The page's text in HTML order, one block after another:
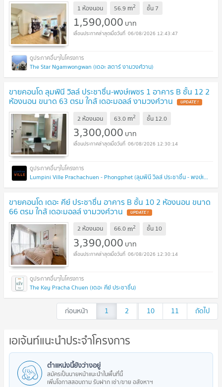
1 ห้องนอน 56.9 m2 ชั้น 7
1,590,000 บาท
06/08/2026 12:43:47
The Star Ngamwongwan (เดอะ สตาร์ งามวงศ์วาน)
ขายคอนโด ลุมพินี วิลล์ ประชาชื่น-พงษ์เพชร 1 อาคาร B ชั้น 12 2
ห้องนอน ขนาด 63 ตรม ใกล้ เดอะมอลล์ งามวงศ์วาน UPDATE !
2 ห้องนอน 63.0 m2 ชั้น 12.0
3,300,000 บาท
06/08/2026 12:30:14
Lumpini Ville Prachachuen - Phongphet (ลุมพินี วิลล์ ประชาชื่น - พงษ์เพชร )
ขายคอนโด เดอะ คีย์ ประชาชื่น อาคาร B ชั้น 10 2 ห้องนอน ขนาด
66 ตรม ใกล้ เดอะมอลล์ งามวงศ์วาน UPDATE !
2 ห้องนอน 66.0 m2 ชั้น 10
3,390,000 บาท
06/08/2026 12:30:14
The Key Pracha Chuen (เดอะ คีย์ ประชาชื่น)
ก่อนหน้า 1 2 ...
10 11 ถัดไป
เอเจ้นท์แนะนำประจำโครงการ
ตำแหน่งนี้ยังว่างอยู่
สมัครเป็นนายหน้าแนะนำในพื้นที่นี้
เพิ่มโอกาสสอบถาม รับฝาก เช่า/ขาย อสังหาฯ